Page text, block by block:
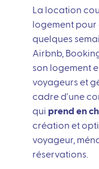
La location
logement pour
quelques
Airbnb,
son logement
voyageurs et
cadre d'une
qui prend en
création et
voyageur,
réservations.